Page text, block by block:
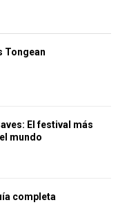
Tongean
El festival más
mundo
completa